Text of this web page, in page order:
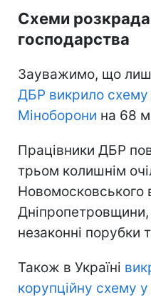
Схеми
господарства
Зауважимо, що
ДБР викрило схему
Міноборони на 68
Працівники ДБР
трьом колишнім
Новомосковського
незаконні порубки
Також в Україні
корупційну схему у